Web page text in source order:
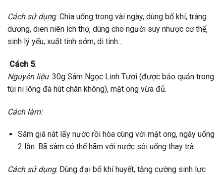
Cách sử dụng: Chia uống trong vài ngày, dùng bổ khí, tráng
dương, dien niên ích thọ, dùng cho người suy nhược cơ thể,
sinh lý yếu, xuất tinh sớm, di tinh…
Cách 5.
Nguyên liệu: 30g Sâm Ngọc Linh Tươi (được bảo quản trong
túi ni lông đã hút chân không), mật ong vừa đủ.
Cách làm:
Sâm giã nát lấy nước rồi hòa cùng với mật ong, ngày uống
2 lần. Bã sâm có thể hãm với nước sôi uống thay trà.
Cách sử dụng: Dùng đại bổ khí huyết, tăng cường sinh lực